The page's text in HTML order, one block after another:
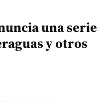
una serie
y otros